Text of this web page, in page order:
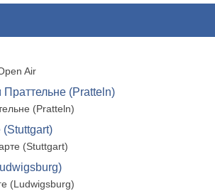
Air
(Pratteln)
(Pratteln)
(Stuttgart)
(Ludwigsburg)